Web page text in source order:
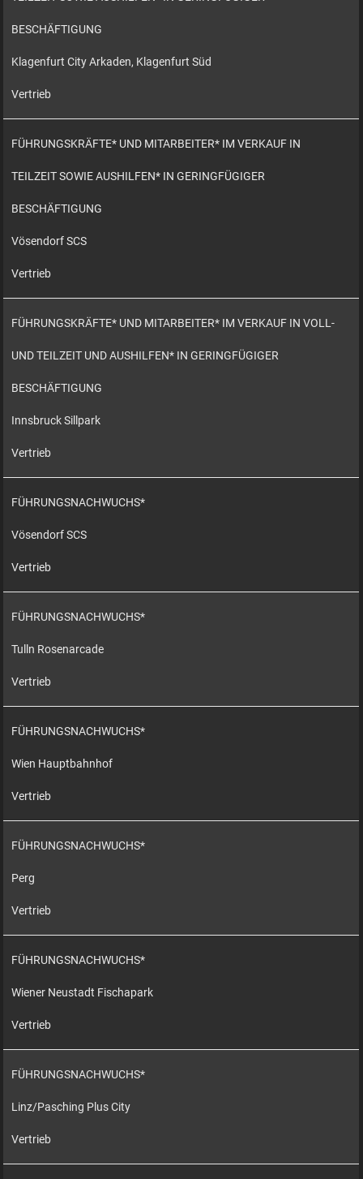
BESCHÄFTIGUNG
Klagenfurt City Arkaden, Klagenfurt Süd
Vertrieb
FÜHRUNGSKRÄFTE* UND MITARBEITER* IM VERKAUF IN
TEILZEIT SOWIE AUSHILFEN* IN GERINGFÜGIGER
BESCHÄFTIGUNG
Vösendorf SCS
Vertrieb
FÜHRUNGSKRÄFTE* UND MITARBEITER* IM VERKAUF IN VOLL-
UND TEILZEIT UND AUSHILFEN* IN GERINGFÜGIGER
BESCHÄFTIGUNG
Innsbruck Sillpark
Vertrieb
FÜHRUNGSNACHWUCHS*
Vösendorf SCS
Vertrieb
FÜHRUNGSNACHWUCHS*
Tulln Rosenarcade
Vertrieb
FÜHRUNGSNACHWUCHS*
Wien Hauptbahnhof
Vertrieb
FÜHRUNGSNACHWUCHS*
Perg
Vertrieb
FÜHRUNGSNACHWUCHS*
Wiener Neustadt Fischapark
Vertrieb
FÜHRUNGSNACHWUCHS*
Linz/Pasching Plus City
Vertrieb